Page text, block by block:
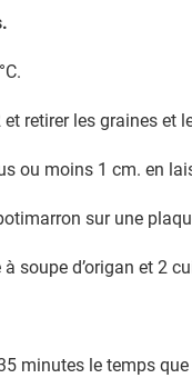
retirer les graines et
ou moins 1 cm. en
sur une
soupe d’origan et 2
minutes le temps